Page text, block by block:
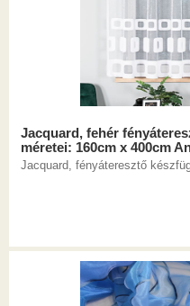
Jacquard, fehér
méretei: 160cm x 400cm
Jacquard, fényáteresztő